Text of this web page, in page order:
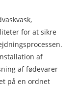
for at sikre
af
af fødevarer
på en ordnet